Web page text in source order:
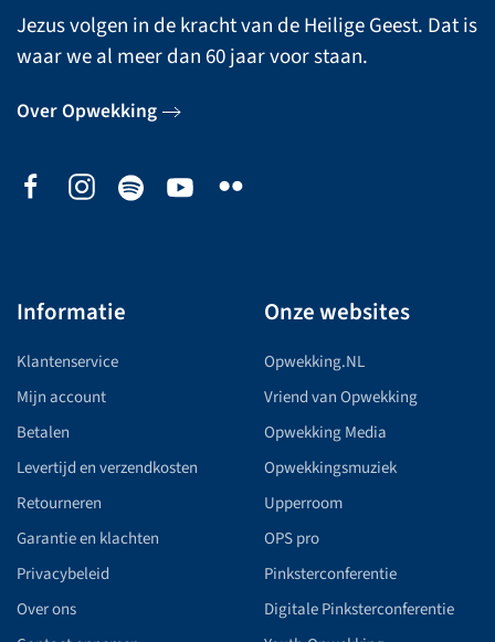
Jezus volgen in de kracht van de Heilige Geest. Dat is
waar we al meer dan 60 jaar voor staan.
Over Opwekking
Informatie
Klantenservice
Mijn account
Betalen
Levertijd en verzendkosten
Retourneren
Garantie en klachten
Privacybeleid
Over ons
Onze websites
Opwekking.NL
Vriend van Opwekking
Opwekking Media
Opwekkingsmuziek
Upperroom
OPS pro
Pinksterconferentie
Digitale Pinksterconferentie